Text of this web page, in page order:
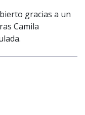
gracias a un
Camila